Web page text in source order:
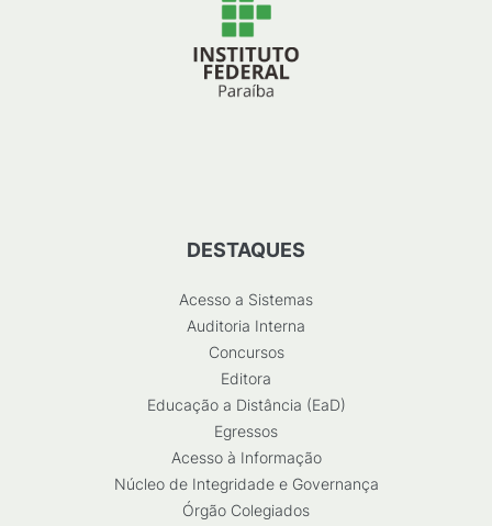
DESTAQUES
Acesso a Sistemas
Auditoria Interna
Concursos
Editora
Educação a Distância (EaD)
Egressos
Acesso à Informação
Núcleo de Integridade e Governança
Órgão Colegiados